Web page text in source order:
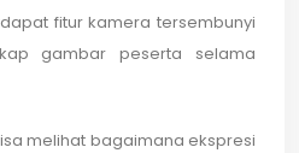
fitur kamera tersembunyi
gambar peserta selama
melihat bagaimana ekspresi